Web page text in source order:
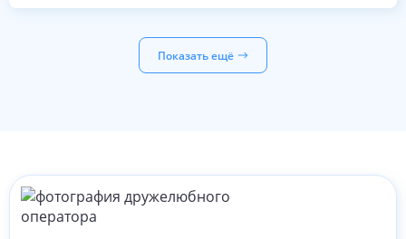
Показать ещё